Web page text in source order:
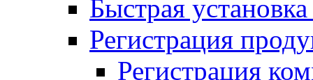
Быстрая
Регистрация
Регистрация